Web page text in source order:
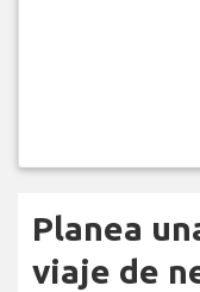
Planea
viaje de